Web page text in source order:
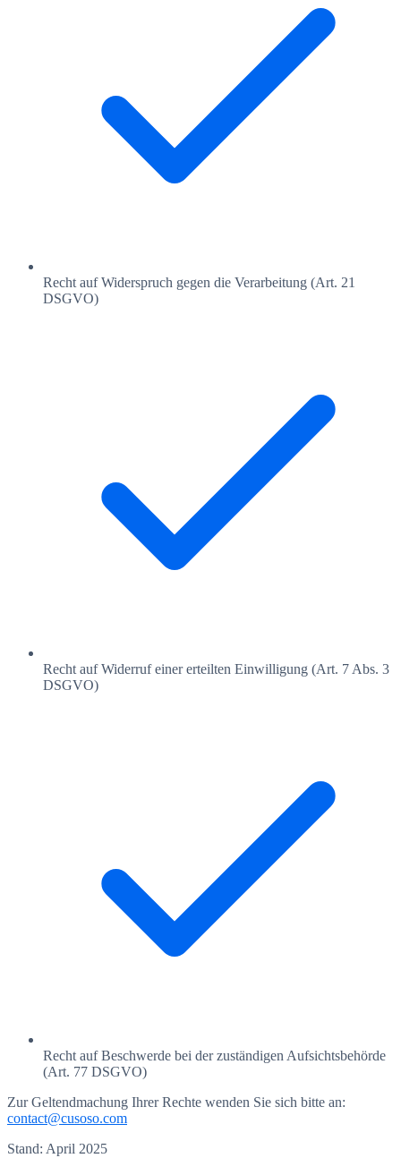
Recht auf Widerspruch gegen die Verarbeitung (Art. 21
DSGVO)
Recht auf Widerruf einer erteilten Einwilligung (Art. 7 Abs. 3
DSGVO)
Recht auf Beschwerde bei der zuständigen Aufsichtsbehörde
(Art. 77 DSGVO)
Zur Geltendmachung Ihrer Rechte wenden Sie sich bitte an:
contact@cusoso.com
Stand: April 2025